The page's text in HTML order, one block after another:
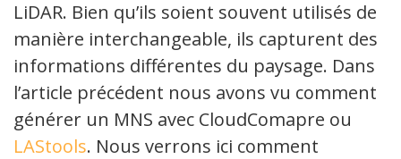
LiDAR. Bien qu’ils soient souvent utilisés de
manière interchangeable, ils capturent des
informations différentes du paysage. Dans
l’article précédent nous avons vu comment
générer un MNS avec CloudComapre ou
LAStools. Nous verrons ici comment